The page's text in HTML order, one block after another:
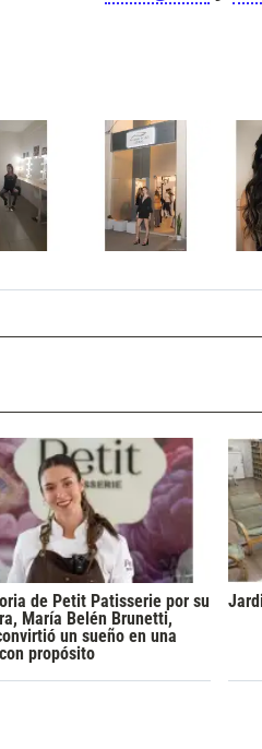
de Petit Patisserie por su
María Belén Brunetti,
un sueño en una
propósito